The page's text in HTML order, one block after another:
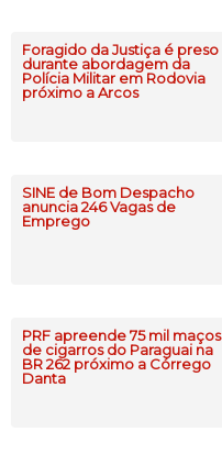
Foragido da Justiça é preso
durante abordagem da
Polícia Militar em Rodovia
próximo a Arcos
SINE de Bom Despacho
anuncia 246 Vagas de
Emprego
PRF apreende 75 mil maços
de cigarros do Paraguai na
BR 262 próximo a Córrego
Danta